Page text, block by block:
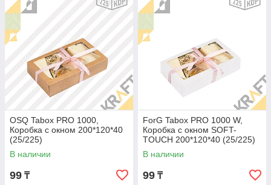
OSQ Tabox PRO 1000,
Коробка с окном 200*120*40
(25/225)
В наличии
99 ₸
ForG Tabox PRO 1000 W,
Коробка с окном SOFT-
TOUCH 200*120*40 (25/225)
В наличии
99 ₸